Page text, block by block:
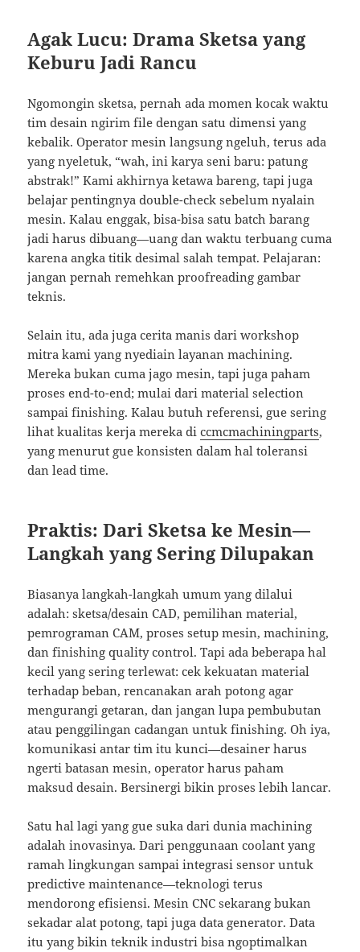
Agak Lucu: Drama Sketsa yang
Keburu Jadi Rancu
Ngomongin sketsa, pernah ada momen kocak waktu
tim desain ngirim file dengan satu dimensi yang
kebalik. Operator mesin langsung ngeluh, terus ada
yang nyeletuk, “wah, ini karya seni baru: patung
abstrak!” Kami akhirnya ketawa bareng, tapi juga
belajar pentingnya double-check sebelum nyalain
mesin. Kalau enggak, bisa-bisa satu batch barang
jadi harus dibuang—uang dan waktu terbuang cuma
karena angka titik desimal salah tempat. Pelajaran:
jangan pernah remehkan proofreading gambar
teknis.
Selain itu, ada juga cerita manis dari workshop
mitra kami yang nyediain layanan machining.
Mereka bukan cuma jago mesin, tapi juga paham
proses end-to-end; mulai dari material selection
sampai finishing. Kalau butuh referensi, gue sering
lihat kualitas kerja mereka diccmcmachiningparts,
yang menurut gue konsisten dalam hal toleransi
dan lead time.
Praktis: Dari Sketsa ke Mesin—
Langkah yang Sering Dilupakan
Biasanya langkah-langkah umum yang dilalui
adalah: sketsa/desain CAD, pemilihan material,
pemrograman CAM, proses setup mesin, machining,
dan finishing quality control. Tapi ada beberapa hal
kecil yang sering terlewat: cek kekuatan material
terhadap beban, rencanakan arah potong agar
mengurangi getaran, dan jangan lupa pembubutan
atau penggilingan cadangan untuk finishing. Oh iya,
komunikasi antar tim itu kunci—desainer harus
ngerti batasan mesin, operator harus paham
maksud desain. Bersinergi bikin proses lebih lancar.
Satu hal lagi yang gue suka dari dunia machining
adalah inovasinya. Dari penggunaan coolant yang
ramah lingkungan sampai integrasi sensor untuk
predictive maintenance—teknologi terus
mendorong efisiensi. Mesin CNC sekarang bukan
sekadar alat potong, tapi juga data generator. Data
itu yang bikin teknik industri bisa ngoptimalkan